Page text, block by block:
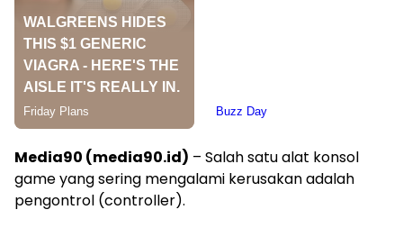
Media90 (media90.id) – Salah satu alat konsol
game yang sering mengalami kerusakan adalah
pengontrol (controller).